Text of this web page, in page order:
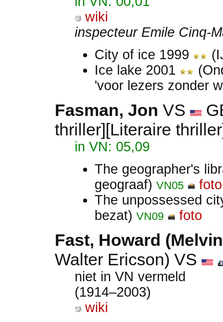
wiki
inspecteur Emile Cinq-
City of ice 1999
Ice lake 2001
'voor lezers zonder
Fasman, Jon VS
thriller][Literaire
in VN: 05,09
The geographer's
geograaf) VN05
foto
The unpossessed
bezat) VN09 foto
Fast, Howard
Walter Ericson) VS
niet in VN vermeld
(1914–2003)
wiki